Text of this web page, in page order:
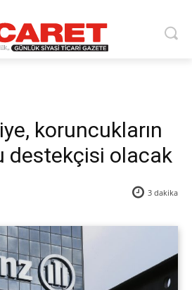
koruncukların
destekçisi olacak
3 dakika